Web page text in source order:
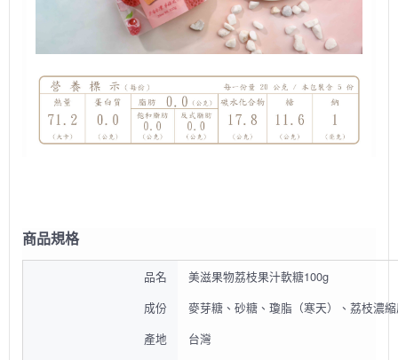
商品規格
品名
美滋果物荔枝果汁軟糖100g
成份
麥芽糖、砂糖、瓊脂（寒天）、荔枝濃
產地
台灣